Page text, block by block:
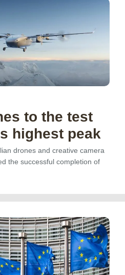
to the test
highest peak
drones and creative camera
the successful completion of